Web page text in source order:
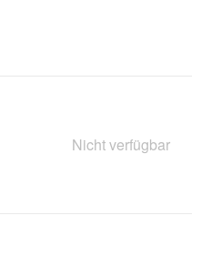
Nicht verfügbar